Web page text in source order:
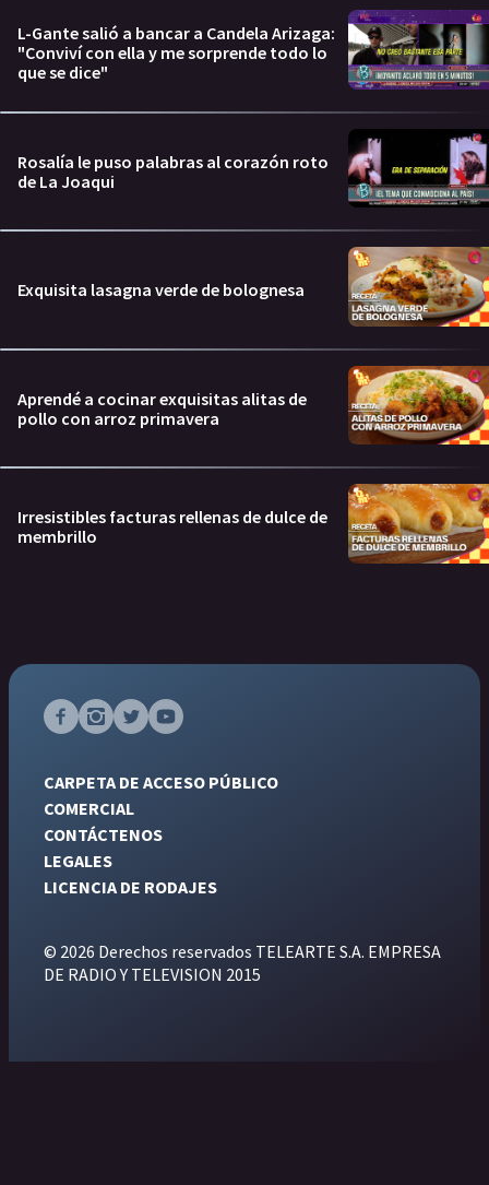
L-Gante salió a bancar a Candela Arizaga:
"Conviví con ella y me sorprende todo lo
que se dice"
Rosalía le puso palabras al corazón roto
de La Joaqui
Exquisita lasagna verde de bolognesa
Aprendé a cocinar exquisitas alitas de
pollo con arroz primavera
Irresistibles facturas rellenas de dulce de
membrillo
CARPETA DE ACCESO PÚBLICO
COMERCIAL
CONTÁCTENOS
LEGALES
LICENCIA DE RODAJES
© 2026 Derechos reservados TELEARTE S.A. EMPRESA
DE RADIO Y TELEVISION 2015